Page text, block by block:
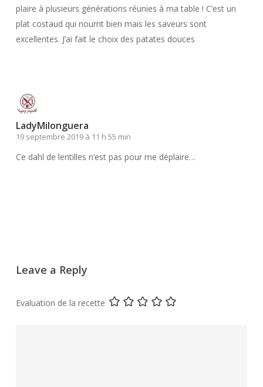
plaire à plusieurs générations réunies à ma table ! C’est un
plat costaud qui nourrit bien mais les saveurs sont
excellentes. J’ai fait le choix des patates douces
LadyMilonguera
19 septembre 2019 à 11 h 55 min
Ce dahl de lentilles n’est pas pour me déplaire…
Leave a Reply
Evaluation de la recette